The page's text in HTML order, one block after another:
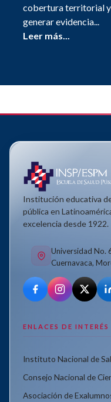
cobertura territorial y
generar evidencia...
Leer más...
Institución educativa
pública en
excelencia desde 1922.
Universidad No.
Cuernavaca,
ENLACES DE INTERÉS
Instituto Nacional de
Consejo Nacional de
Asociación de